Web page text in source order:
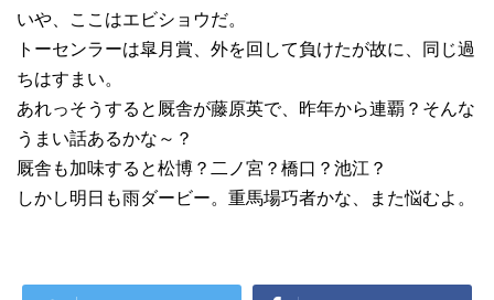
いや、ここはエビショウだ。
トーセンラーは皐月賞、外を回して負けたが故に、同じ過
ちはすまい。
あれっそうすると厩舎が藤原英で、昨年から連覇？そんな
うまい話あるかな～？
厩舎も加味すると松博？二ノ宮？橋口？池江？
しかし明日も雨ダービー。重馬場巧者かな、また悩むよ。